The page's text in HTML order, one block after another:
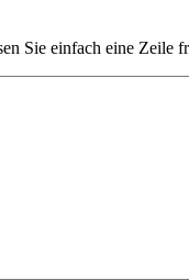
Sie einfach eine Zeile